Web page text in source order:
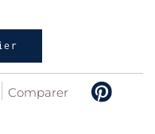
Comparer